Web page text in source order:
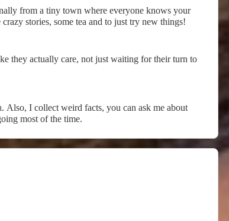
from a tiny town where everyone knows your
stories, some tea and to just try new things!
they actually care, not just waiting for their turn to
Also, I collect weird facts, you can ask me about
most of the time.